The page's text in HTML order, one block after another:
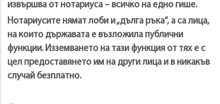
извършва от нотариуса – всичко на едно гише.
Нотариусите нямат лоби и „дълга ръка“, а са лица,
на които държавата е възложила публични
функции. Изземването на тази функция от тях е с
цел предоставянето им на други лица и в никакъв
случай безплатно.